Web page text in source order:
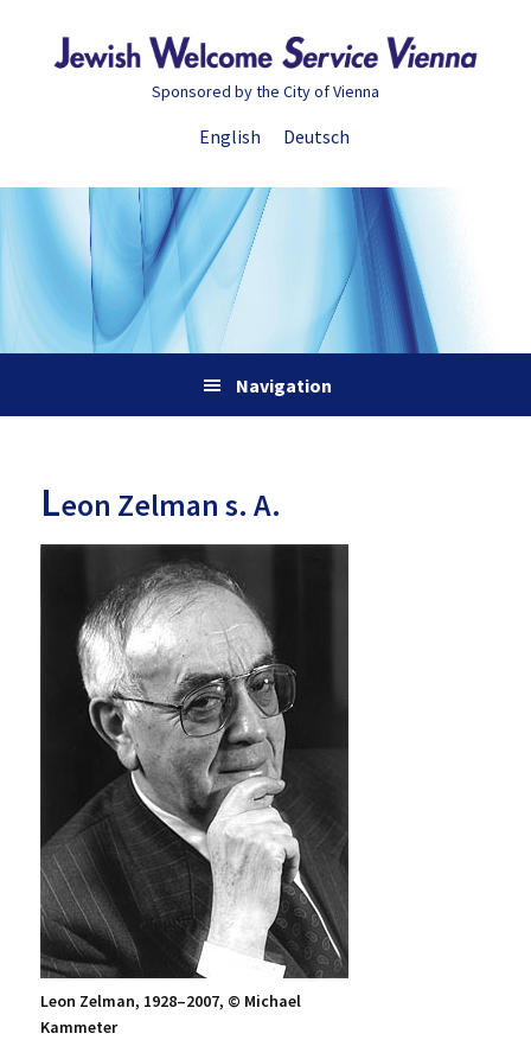
Hauptnavigation
Hauptsidebar
Fußzeile
Sponsored by the City of Vienna
English Deutsch
Navigation
Leon Zelman s. A.
Leon Zelman, 1928–2007, © Michael
Kammeter